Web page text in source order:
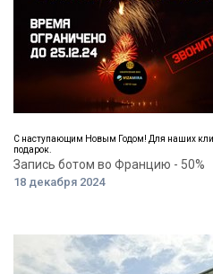
С наступающим Новым Годом! Для наших
подарок.
Запись ботом во Францию - 50%
18 декабря 2024